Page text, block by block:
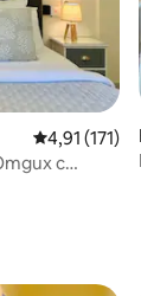
Средна
4,91 (171)
с